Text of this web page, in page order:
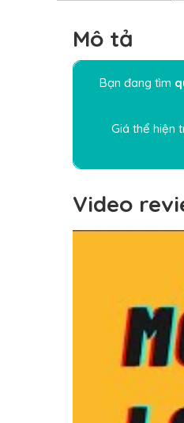
Mô tả
Bạn đang tìm
Giá thể hiện
Video